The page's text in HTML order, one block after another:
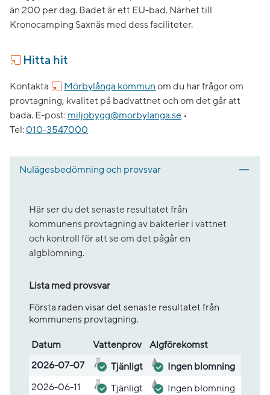
än 200 per dag. Badet är ett EU-bad. Närhet till
Kronocamping Saxnäs med dess faciliteter.
Hitta hit
Kontakta Mörbylånga kommun om du har frågor om
provtagning, kvalitet på badvattnet och om det går att
bada. E-post: miljobygg@morbylanga.se •
Tel: 010-3547000
Nulägesbedömning och provsvar
Här ser du det senaste resultatet från
kommunens provtagning av bakterier i vattnet
och kontroll för att se om det pågår en
algblomning.
Lista med provsvar
Första raden visar det senaste resultatet från
kommunens provtagning.
Lista med provsvar
Datum Vatten­prov
Alg­före­komst
2026-07-07
Tjänligt
Ingen blomning
2026-06-11
Tjänligt
Ingen blomning